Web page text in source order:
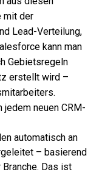
mit der
Lead-Verteilung,
kann man
Gebietsregeln
erstellt wird –
jedem neuen CRM-
automatisch an
– basierend
Das ist